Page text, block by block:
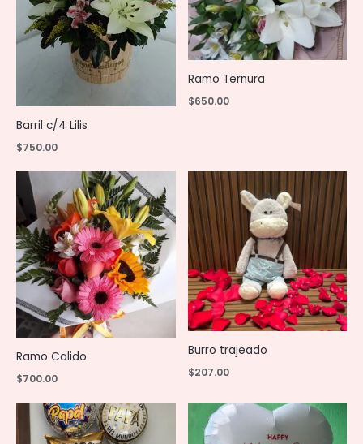
Barril c/4 Lilis
$750.00
Ramo Ternura
$650.00
Ramo Calido
$700.00
Burro trajeado
$207.00